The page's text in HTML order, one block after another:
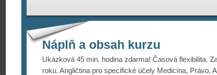
Náplň a obsah kurzu
Ukázková 45 min. hodina zdarma! Časová flexibilita.
roku. Angličtina pro specifické účely Medicína, Právo,